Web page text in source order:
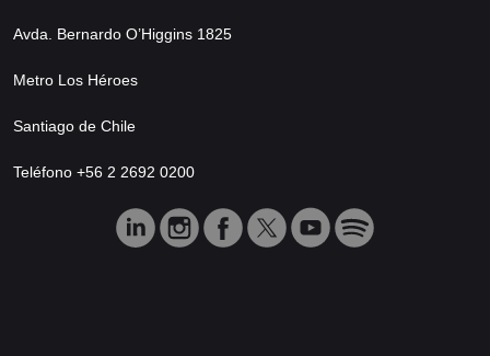
Avda. Bernardo O’Higgins 1825
Metro Los Héroes
Santiago de Chile
Teléfono +56 2 2692 0200